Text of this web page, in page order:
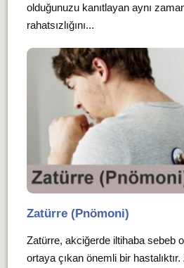
olduğunuzu kanıtlayan aynı
rahatsızlığını...
Zatürre (Pnömoni)
Zatürre, akciğerde iltihaba sebeb
ortaya çıkan önemli bir